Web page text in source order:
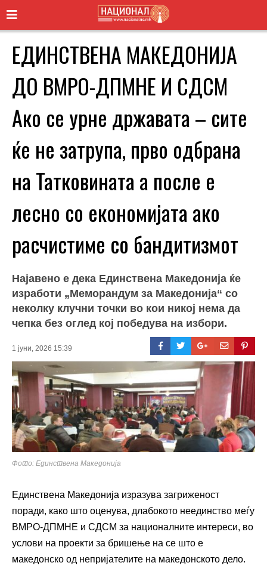
ЕДИНСТВЕНА МАКЕДОНИЈА
ДО ВМРО-ДПМНЕ И СДСМ
Ако се урне државата – сите
ќе не затрупа, прво одбрана
на Татковината а после е
лесно со економијата ако
расчистиме со бандитизмот
Најавено е дека Единствена Македонија ќе
изработи „Меморандум за Македонија“ со
неколку клучни точки во кои никој нема да
чепка без оглед кој победува на избори.
1 јуни, 2026 15:39
Фото: Единствена Македонија
Единствена Македонија изразува загриженост
поради, како што оценува, длабокото неединство меѓу
ВМРО-ДПМНЕ и СДСМ за националните интереси, во
услови на проекти за бришење на се што е
македонско од непријателите на македонското дело.